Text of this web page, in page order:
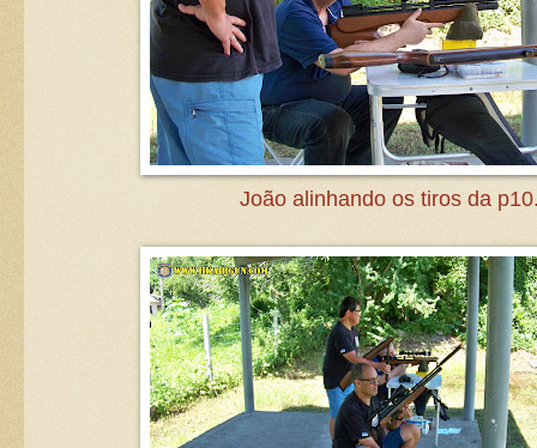
João alinhando os tiros da